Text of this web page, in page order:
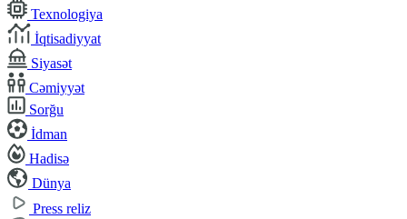
Texnologiya
İqtisadiyyat
Siyasət
Cəmiyyət
Sorğu
İdman
Hadisə
Dünya
Press reliz